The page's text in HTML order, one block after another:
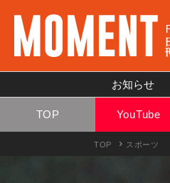
お知らせ
TOP YouTube
TOP スポーツ